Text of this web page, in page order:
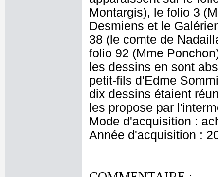
Montargis), le folio 3
Desmiens et le
38 (le comte de
folio 92 (Mme
les dessins en sont
petit-fils d'Edme
dix dessins étaient
les propose par
Mode d'acquisition :
Année d'acquisition :